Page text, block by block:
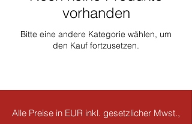
vorhanden
Bitte eine andere Kategorie wählen, um
den Kauf fortzusetzen.
Alle Preise in EUR inkl. gesetzlicher Mwst.,